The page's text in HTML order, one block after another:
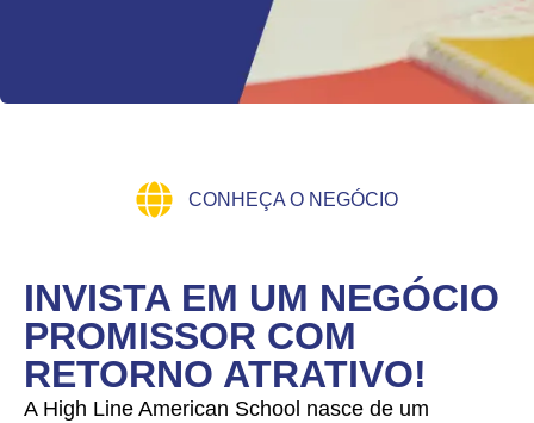
CONHEÇA O NEGÓCIO
INVISTA EM UM NEGÓCIO
PROMISSOR COM
RETORNO ATRATIVO!
A High Line American School nasce de um